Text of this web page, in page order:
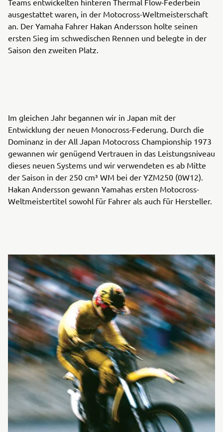
ausgestattet waren, in der Motocross-Weltmeisterschaft
an. Der Yamaha Fahrer Hakan Andersson holte seinen
ersten Sieg im schwedischen Rennen und belegte in der
Saison den zweiten Platz.
Im gleichen Jahr begannen wir in Japan mit der
Entwicklung der neuen Monocross-Federung. Durch die
Dominanz in der All Japan Motocross Championship 1973
gewannen wir genügend Vertrauen in das Leistungsniveau
dieses neuen Systems und wir verwendeten es ab Mitte
der Saison in der 250 cm³ WM bei der YZM250 (0W12).
Hakan Andersson gewann Yamahas ersten Motocross-
Weltmeistertitel sowohl für Fahrer als auch für Hersteller.